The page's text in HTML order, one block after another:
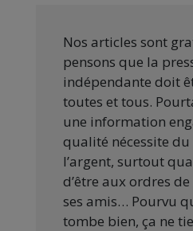
Nos articles sont
pensons que la
indépendante doit
toutes et tous.
une information
qualité nécessite
l’argent, surtout
d’être aux ordres
ses amis… Pourvu
tombe bien, ça ne